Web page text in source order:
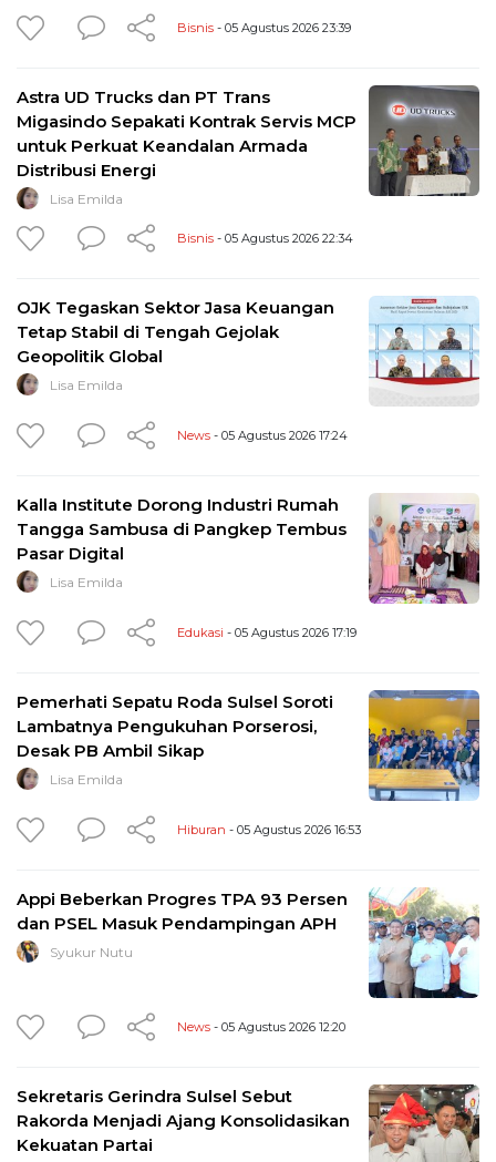
Bisnis - 05 Agustus 2026 23:39
Astra UD Trucks dan PT Trans
Migasindo Sepakati Kontrak Servis MCP
untuk Perkuat Keandalan Armada
Distribusi Energi
Lisa Emilda
Bisnis - 05 Agustus 2026 22:34
OJK Tegaskan Sektor Jasa Keuangan
Tetap Stabil di Tengah Gejolak
Geopolitik Global
Lisa Emilda
News - 05 Agustus 2026 17:24
Kalla Institute Dorong Industri Rumah
Tangga Sambusa di Pangkep Tembus
Pasar Digital
Lisa Emilda
Edukasi - 05 Agustus 2026 17:19
Pemerhati Sepatu Roda Sulsel Soroti
Lambatnya Pengukuhan Porserosi,
Desak PB Ambil Sikap
Lisa Emilda
Hiburan - 05 Agustus 2026 16:53
Appi Beberkan Progres TPA 93 Persen
dan PSEL Masuk Pendampingan APH
Syukur Nutu
News - 05 Agustus 2026 12:20
Sekretaris Gerindra Sulsel Sebut
Rakorda Menjadi Ajang Konsolidasikan
Kekuatan Partai